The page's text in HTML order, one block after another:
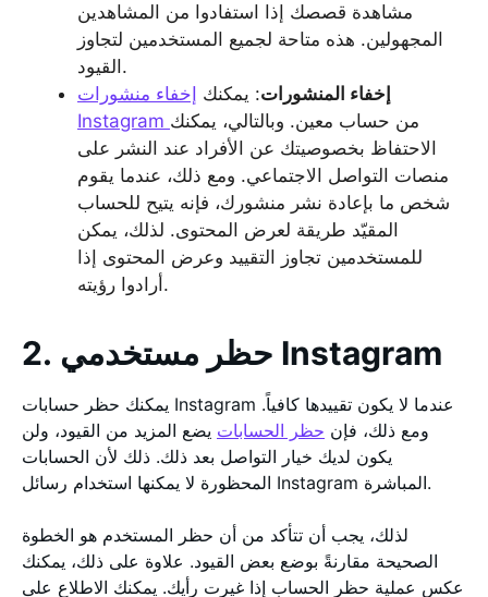
مشاهدة قصصك إذا استفادوا من المشاهدين
المجهولين. هذه متاحة لجميع المستخدمين لتجاوز
القيود.
إخفاء المنشورات: يمكنك إخفاء منشورات
Instagram من حساب معين. وبالتالي، يمكنك
الاحتفاظ بخصوصيتك عن الأفراد عند النشر على
منصات التواصل الاجتماعي. ومع ذلك، عندما يقوم
شخص ما بإعادة نشر منشورك، فإنه يتيح للحساب
المقيّد طريقة لعرض المحتوى. لذلك، يمكن
للمستخدمين تجاوز التقييد وعرض المحتوى إذا
أرادوا رؤيته.
2. حظر مستخدمي Instagram
يمكنك حظر حسابات Instagram عندما لا يكون تقييدها كافياً.
ومع ذلك، فإن حظر الحسابات يضع المزيد من القيود، ولن
يكون لديك خيار التواصل بعد ذلك. ذلك لأن الحسابات
المحظورة لا يمكنها استخدام رسائل Instagram المباشرة.
لذلك، يجب أن تتأكد من أن حظر المستخدم هو الخطوة
الصحيحة مقارنةً بوضع بعض القيود. علاوة على ذلك، يمكنك
عكس عملية حظر الحساب إذا غيرت رأيك. يمكنك الاطلاع على